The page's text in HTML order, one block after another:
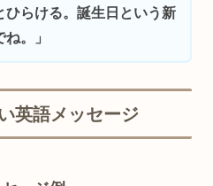
ひらける。誕生日という新
。」
英語メッセージ